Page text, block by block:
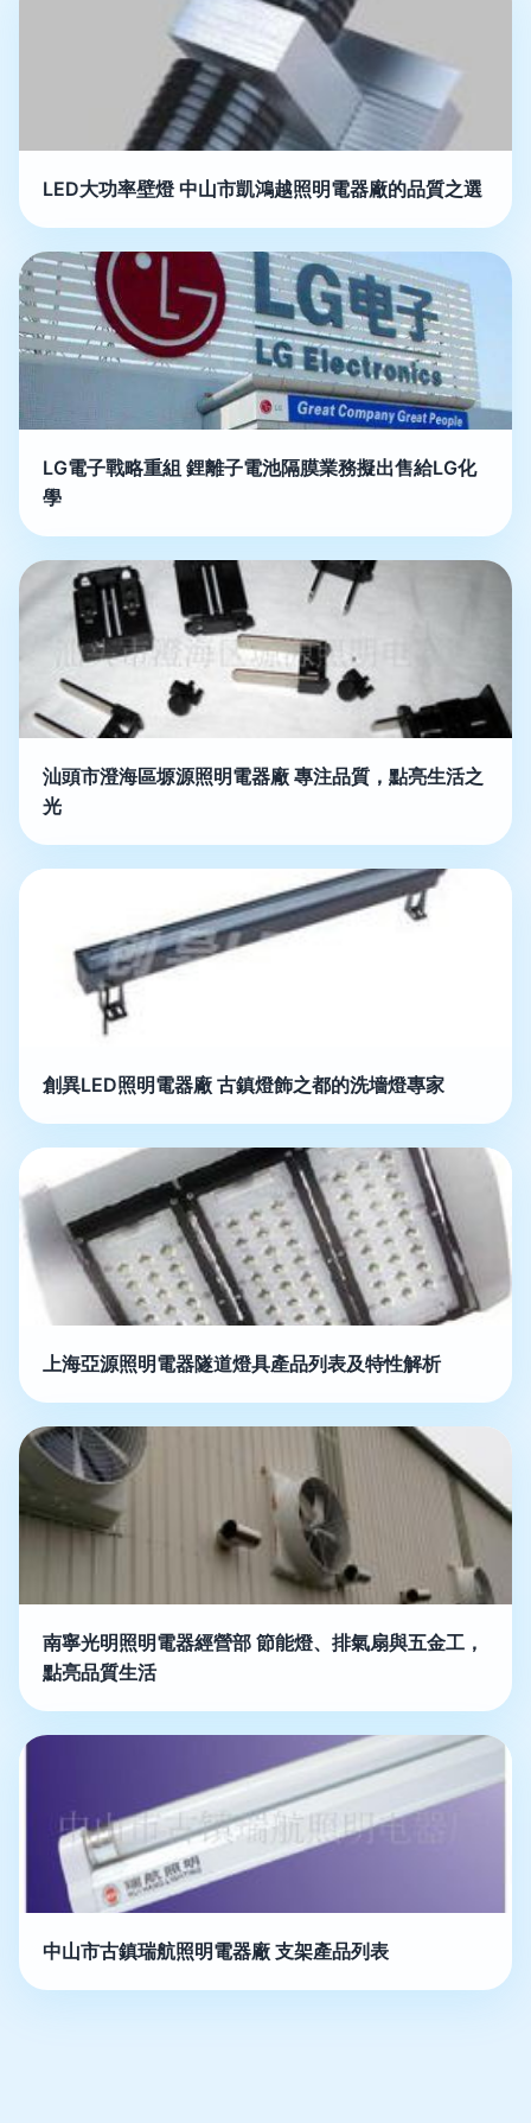
LED大功率壁燈 中山市凱鴻越照明電器廠的品質之選
LG電子戰略重組 鋰離子電池隔膜業務擬出售給LG化
學
汕頭市澄海區塬源照明電器廠 專注品質，點亮生活之
光
創異LED照明電器廠 古鎮燈飾之都的洗墻燈專家
上海亞源照明電器隧道燈具產品列表及特性解析
南寧光明照明電器經營部 節能燈、排氣扇與五金工，
點亮品質生活
中山市古鎮瑞航照明電器廠 支架產品列表